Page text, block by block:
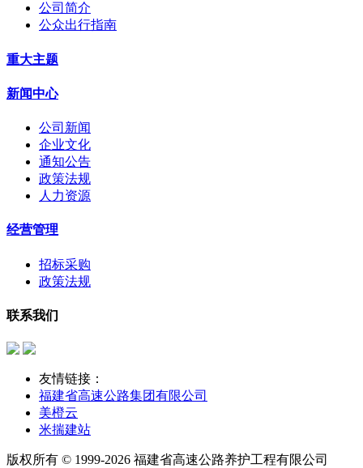
公司简介
公众出行指南
重大主题
新闻中心
公司新闻
企业文化
通知公告
政策法规
人力资源
经营管理
招标采购
政策法规
联系我们
友情链接：
福建省高速公路集团有限公司
美橙云
米揣建站
版权所有 © 1999-2026 福建省高速公路养护工程有限公司